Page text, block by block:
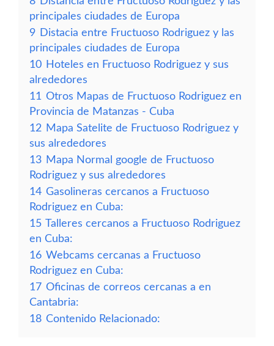
principales ciudades de Europa
9 Distacia entre Fructuoso Rodriguez y las
principales ciudades de Europa
10 Hoteles en Fructuoso Rodriguez y sus
alrededores
11 Otros Mapas de Fructuoso Rodriguez en
Provincia de Matanzas - Cuba
12 Mapa Satelite de Fructuoso Rodriguez y
sus alrededores
13 Mapa Normal google de Fructuoso
Rodriguez y sus alrededores
14 Gasolineras cercanos a Fructuoso
Rodriguez en Cuba:
15 Talleres cercanos a Fructuoso Rodriguez
en Cuba:
16 Webcams cercanas a Fructuoso
Rodriguez en Cuba:
17 Oficinas de correos cercanas a en
Cantabria:
18 Contenido Relacionado: